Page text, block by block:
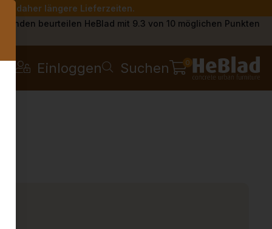
daher längere Lieferzeiten.
Kunden beurteilen HeBlad mit 9.3 von 10 möglichen Punkten
Einloggen Suchen 0